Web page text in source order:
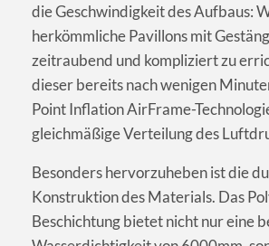
die Geschwindigkeit des Aufbaus:
herkömmliche Pavillons mit
zeitraubend und kompliziert zu
dieser bereits nach wenigen
Point Inflation AirFrame-
gleichmäßige Verteilung des
Besonders hervorzuheben ist die
Konstruktion des Materials. Das
Beschichtung bietet nicht nur eine